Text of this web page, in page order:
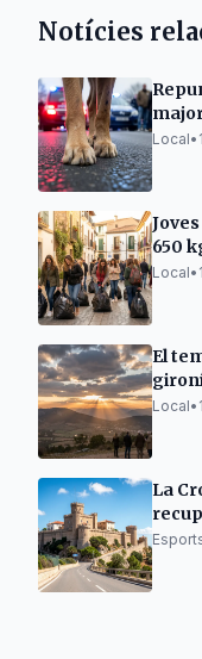
Notícies
Local•
650
Local•
El
Local•
La